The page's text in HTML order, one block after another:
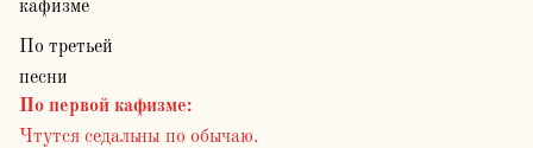
кафизме
По третьей
песни
По первой кафизме:
Чтутся седальны по обычаю.